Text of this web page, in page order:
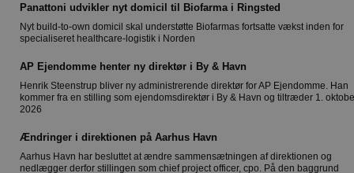
Panattoni udvikler nyt domicil til Biofarma i Ringsted
Nyt build-to-own domicil skal understøtte Biofarmas fortsatte vækst inden for
specialiseret healthcare-logistik i Norden
AP Ejendomme henter ny direktør i By & Havn
Henrik Steenstrup bliver ny administrerende direktør for AP Ejendomme. Han
kommer fra en stilling som ejendomsdirektør i By & Havn og tiltræder 1.
2026
Ændringer i direktionen på Aarhus Havn
Aarhus Havn har besluttet at ændre sammensætningen af direktionen og
nedlægger derfor stillingen som chief project officer, cpo. På den baggrund